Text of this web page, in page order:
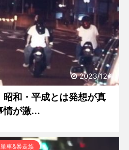
2023/12/1
昭和・平成とは発想が真
情が激...
単車&暴走族